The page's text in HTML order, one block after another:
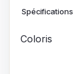
Spécifications
Coloris